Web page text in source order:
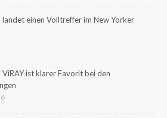
einen Volltreffer im New Yorker
ist klarer Favorit bei den